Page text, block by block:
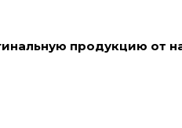
продукцию от